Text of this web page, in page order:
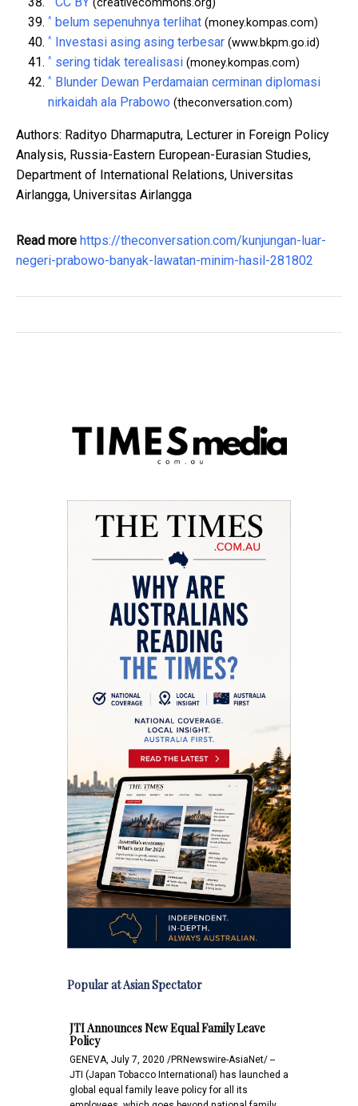
^ belum sepenuhnya terlihat (money.kompas.com)
^ Investasi asing asing terbesar (www.bkpm.go.id)
^ sering tidak terealisasi (money.kompas.com)
^ Blunder Dewan Perdamaian cerminan diplomasi
nirkaidah ala Prabowo (theconversation.com)
Authors: Radityo Dharmaputra, Lecturer in Foreign Policy
Analysis, Russia-Eastern European-Eurasian Studies,
Department of International Relations, Universitas
Airlangga, Universitas Airlangga
Read more https://theconversation.com/kunjungan-luar-
negeri-prabowo-banyak-lawatan-minim-hasil-281802
Popular at Asian Spectator
JTI Announces New Equal Family Leave
Policy
GENEVA, July 7, 2020 /PRNewswire-AsiaNet/ --
JTI (Japan Tobacco International) has launched a
global equal family leave policy for all its